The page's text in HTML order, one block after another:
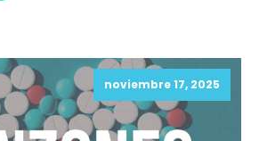
noviembre 17, 2025